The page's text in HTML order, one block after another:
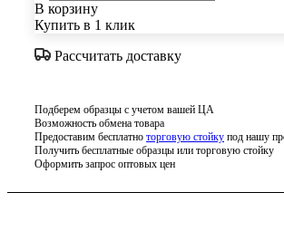
В корзину
Купить в 1 клик
Рассчитать доставку
Подберем образцы с учетом вашей ЦА
Возможность обмена товара
Предоставим бесплатно торговую стойку под нашу
Получить бесплатные образцы или торговую стойку
Оформить запрос оптовых цен